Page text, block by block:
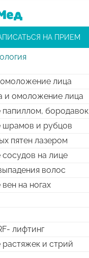
НА ПРИЕМ
лица
и омоложение лица
папиллом, бородавок
шрамов и рубцов
пятен лазером
на лице
волос
на ногах
лифтинг
и стрий